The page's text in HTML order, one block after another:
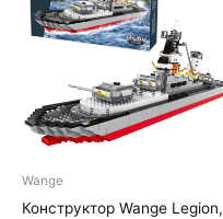
Wange
Конструктор Wange Legion,